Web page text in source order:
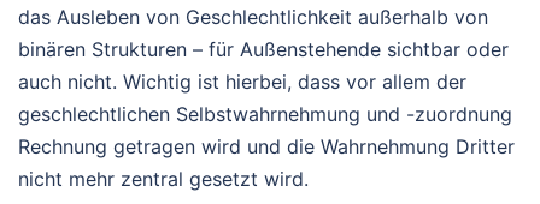
das Ausleben von Geschlechtlichkeit außerhalb von
binären Strukturen – für Außenstehende sichtbar oder
auch nicht. Wichtig ist hierbei, dass vor allem der
geschlechtlichen Selbstwahrnehmung und -zuordnung
Rechnung getragen wird und die Wahrnehmung Dritter
nicht mehr zentral gesetzt wird.